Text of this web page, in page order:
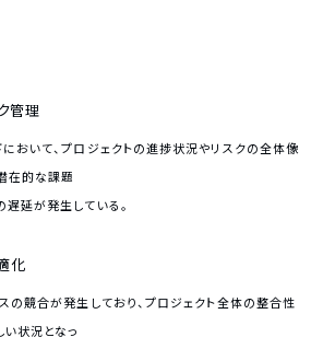
管理
おいて、プロジェクトの進捗状況やリスクの全体像
在的な課題
延が発生している。
化
の競合が発生しており、プロジェクト全体の整合性
状況となっ